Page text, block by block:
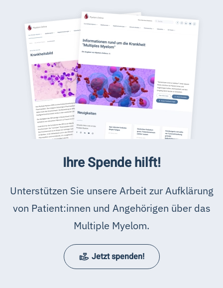
Ihre Spende hilft!
Unterstützen Sie unsere Arbeit zur Aufklärung
von Patient:innen und Angehörigen über das
Multiple Myelom.
Jetzt spenden!